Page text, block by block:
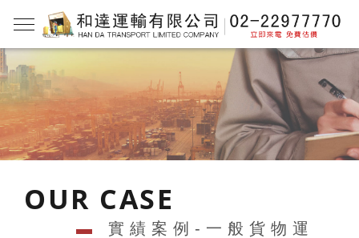
OUR CASE
▬
實績案例-一般貨物運